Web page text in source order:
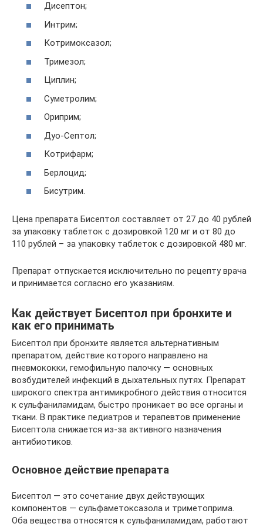
Дисептон;
Интрим;
Котримоксазол;
Тримезол;
Циплин;
Суметролим;
Ориприм;
Дуо-Септол;
Котрифарм;
Берлоцид;
Бисутрим.
Цена препарата Бисептол составляет от 27 до 40 рублей
за упаковку таблеток с дозировкой 120 мг и от 80 до
110 рублей – за упаковку таблеток с дозировкой 480 мг.
Препарат отпускается исключительно по рецепту врача
и принимается согласно его указаниям.
Как действует Бисептол при бронхите и
как его принимать
Бисептол при бронхите является альтернативным
препаратом, действие которого направлено на
пневмококки, гемофильную палочку — основных
возбудителей инфекций в дыхательных путях. Препарат
широкого спектра антимикробного действия относится
к сульфаниламидам, быстро проникает во все органы и
ткани. В практике педиатров и терапевтов применение
Бисептола снижается из-за активного назначения
антибиотиков.
Основное действие препарата
Бисептол — это сочетание двух действующих
компонентов — сульфаметоксазола и триметоприма.
Оба вещества относятся к сульфаниламидам, работают